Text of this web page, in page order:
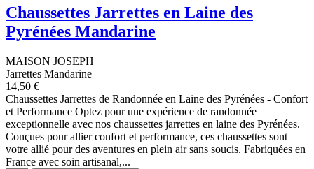
Chaussettes Jarrettes en Laine des
Pyrénées Mandarine
MAISON JOSEPH
Jarrettes Mandarine
14,50 €
Chaussettes Jarrettes de Randonnée en Laine des Pyrénées - Confort
et Performance Optez pour une expérience de randonnée
exceptionnelle avec nos chaussettes jarrettes en laine des Pyrénées.
Conçues pour allier confort et performance, ces chaussettes sont
votre allié pour des aventures en plein air sans soucis. Fabriquées en
France avec soin artisanal,...